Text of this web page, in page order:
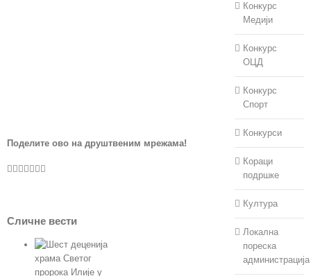
Поделите ово на друштвеним мрежама!
Facebook
Twitter
LinkedIn
WhatsApp
Pinterest
Vk
Сличне вести
Конкурс
Медији
Конкурс
ОЦД
Конкурс
Спорт
Конкурси
Кораци
подршке
Култура
Локална
пореска
администрација